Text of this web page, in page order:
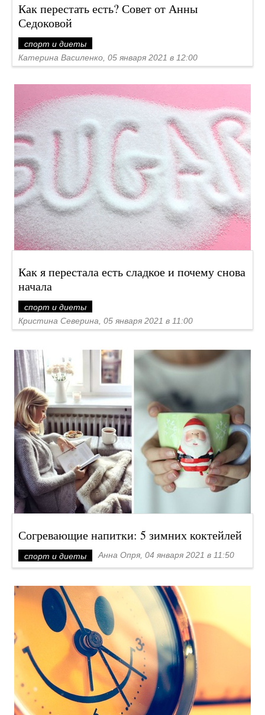
Как перестать есть? Совет от Анны
Седоковой
спорт и диеты
Катерина Василенко, 05 января 2021 в 12:00
Как я перестала есть сладкое и почему снова
начала
спорт и диеты
Кристина Северина, 05 января 2021 в 11:00
Согревающие напитки: 5 зимних коктейлей
спорт и диеты Анна Опря, 04 января 2021 в 11:50